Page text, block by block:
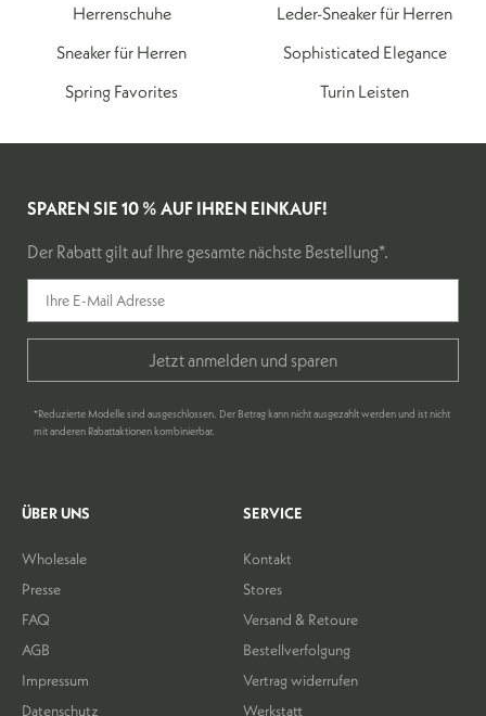
Herrenschuhe
Leder-Sneaker für Herren
Sneaker für Herren
Sophisticated Elegance
Spring Favorites
Turin Leisten
ÜBER UNS
Wholesale
Presse
FAQ
AGB
Impressum
Datenschutz
SERVICE
Kontakt
Stores
Versand & Retoure
Bestellverfolgung
Vertrag widerrufen
Werkstatt
SPAREN SIE 10 % AUF IHREN EINKAUF!
Der Rabatt gilt auf Ihre gesamte nächste Bestellung*.
Jetzt anmelden und sparen
*Reduzierte Modelle sind ausgeschlossen. Der Betrag kann nicht ausgezahlt werden und ist nicht
mit anderen Rabattaktionen kombinierbar.